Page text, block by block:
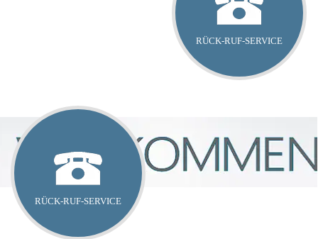
RÜCK-RUF-SERVICE
RÜCK-RUF-SERVICE